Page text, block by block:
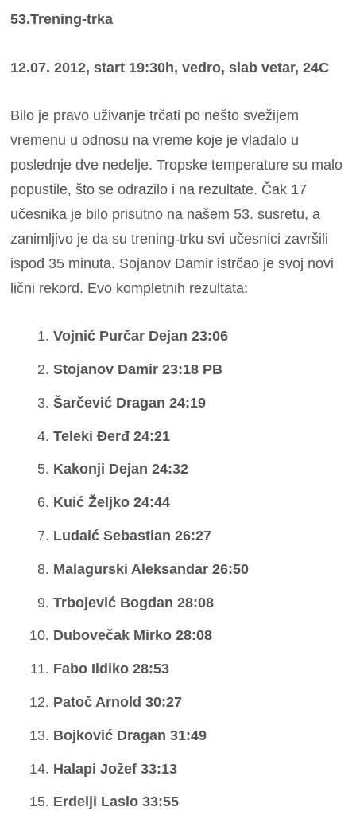
53.Trening-trka
12.07. 2012, start 19:30h, vedro, slab vetar, 24C
Bilo je pravo uživanje trčati po nešto svežijem
vremenu u odnosu na vreme koje je vladalo u
poslednje dve nedelje. Tropske temperature su malo
popustile, što se odrazilo i na rezultate. Čak 17
učesnika je bilo prisutno na našem 53. susretu, a
zanimljivo je da su trening-trku svi učesnici završili
ispod 35 minuta. Sojanov Damir istrčao je svoj novi
lični rekord. Evo kompletnih rezultata:
Vojnić Purčar Dejan 23:06
Stojanov Damir 23:18 PB
Šarčević Dragan 24:19
Teleki Đerđ 24:21
Kakonji Dejan 24:32
Kuić Željko 24:44
Ludaić Sebastian 26:27
Malagurski Aleksandar 26:50
Trbojević Bogdan 28:08
Dubovečak Mirko 28:08
Fabo Ildiko 28:53
Patoč Arnold 30:27
Bojković Dragan 31:49
Halapi Jožef 33:13
Erdelji Laslo 33:55